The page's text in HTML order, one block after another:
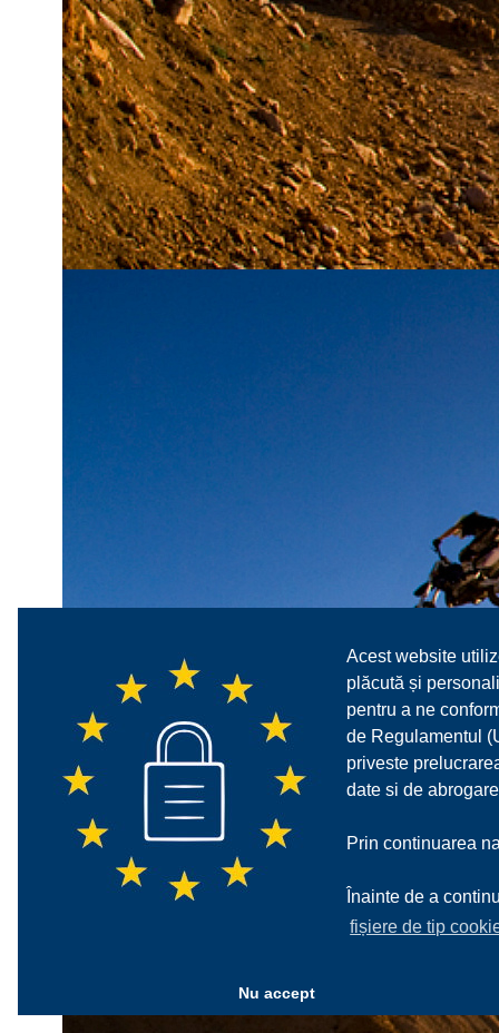
Acest website
plăcută și
pentru a ne
de Regulamentul
priveste
date si de
Prin continuarea
Înainte de a
fișiere de tip
Nu accept